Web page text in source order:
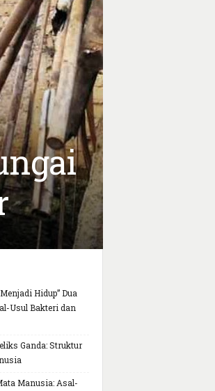
Hidup” Dua
Usul Bakteri dan
Ganda: Struktur
Manusia: Asal-